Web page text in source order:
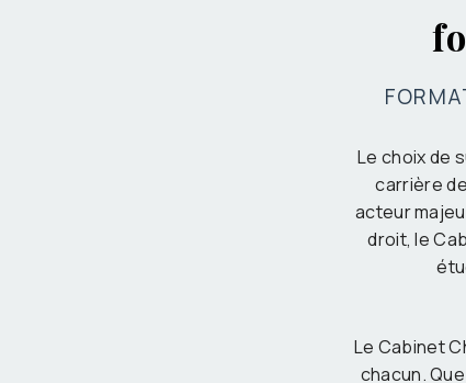
Le choix de
carrière
acteur
droit, le
Le Cabinet
chacun.